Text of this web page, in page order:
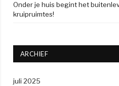
Onder je huis begint het
kruipruimtes!
ARCHIEF
juli 2025